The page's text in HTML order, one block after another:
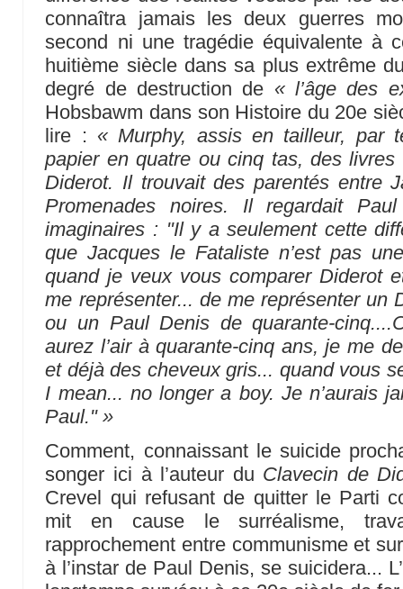
connaîtra jamais les deux guerres
second ni une tragédie équivalente à
huitième siècle dans sa plus extrême
degré de destruction de « l’âge des
Hobsbawm dans son Histoire du 20e
lire : « Murphy, assis en tailleur, par
papier en quatre ou cinq tas, des
Diderot. Il trouvait des parentés entre
Promenades noires. Il regardait
imaginaires : "Il y a seulement cette
que Jacques le Fataliste n’est pas
quand je veux vous comparer Diderot
me représenter... de me représenter un
ou un Paul Denis de quarante-
aurez l’air à quarante-cinq ans, je me
et déjà des cheveux gris... quand vous
I mean... no longer a boy. Je n’aurais
Paul." »
Comment, connaissant le suicide
songer ici à l’auteur du Clavecin de
Crevel qui refusant de quitter le Parti
mit en cause le surréalisme,
rapprochement entre communisme et
à l’instar de Paul Denis, se suicidera...